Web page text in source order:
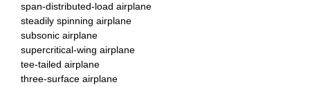
span-distributed-load airplane
steadily spinning airplane
subsonic airplane
supercritical-wing airplane
tee-tailed airplane
three-surface airplane